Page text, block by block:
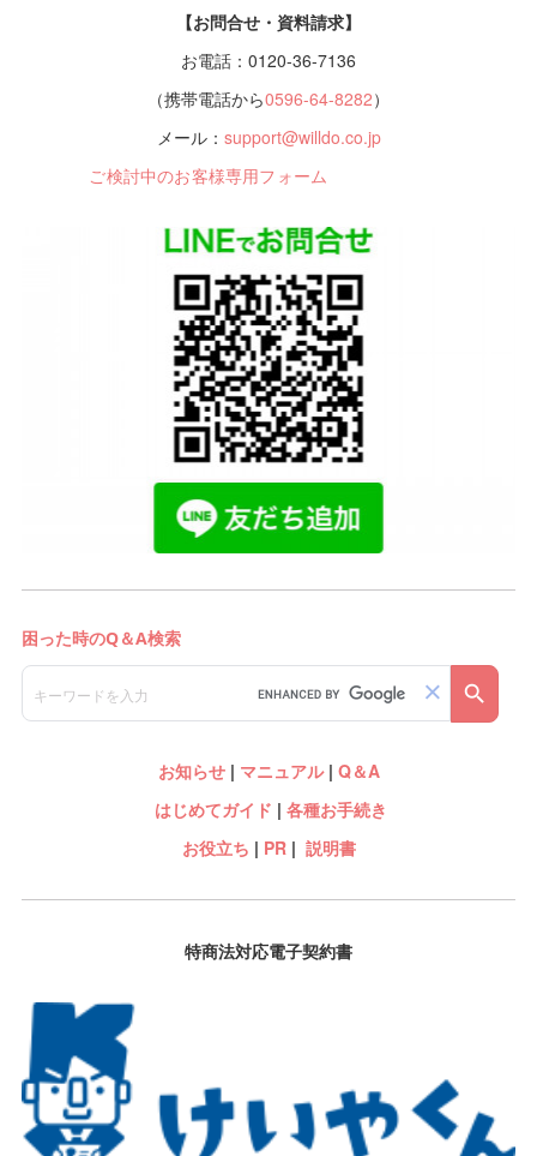
【お問合せ・資料請求】
お電話：0120-36-7136
（携帯電話から0596-64-8282）
メール： support@willdo.co.jp
ご検討中のお客様専用フォーム
お知らせ| マニュアル| Q＆A
はじめてガイド | 各種お手続き
お役立ち | PR| 説明書
特商法対応電子契約書